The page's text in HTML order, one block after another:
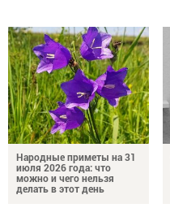
Народные приметы на 31
июля 2026 года: что
можно и чего нельзя
делать в этот день